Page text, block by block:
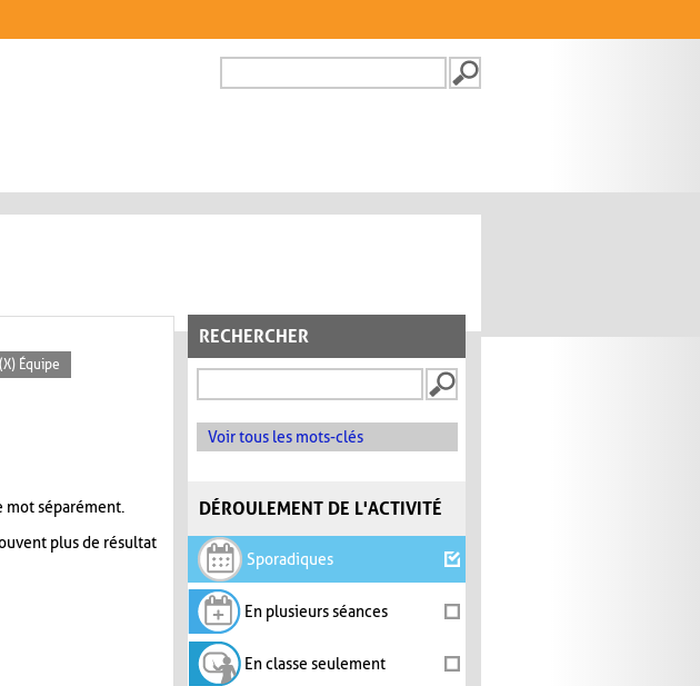
FORMULAIRE DE
RECHERCHER
Voir tous les mots-clés
DÉROULEMENT DE L'ACTIVITÉ
Sporadiques
En plusieurs séances
En classe seulement
(X) Équipe
mot séparément.
plus de résultat